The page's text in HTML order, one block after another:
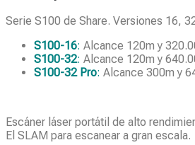
Serie S100 de Share. Versiones 16,
S100-16: Alcance 120m y
S100-32: Alcance 120m y
S100-32 Pro: Alcance 300m y
Escáner láser portátil de alto
El SLAM para escanear a gran escala.